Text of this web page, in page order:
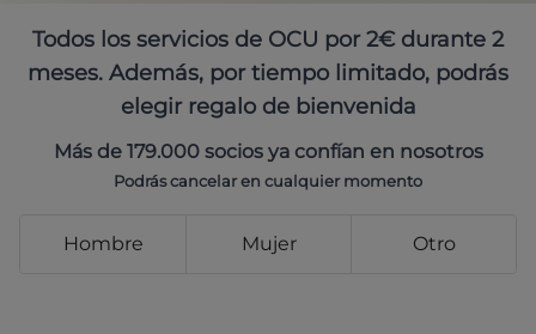
Todos los servicios de OCU por 2€ durante 2
meses. Además, por tiempo limitado, podrás
elegir regalo de bienvenida
Más de 179.000 socios ya confían en nosotros
Podrás cancelar en cualquier momento
Hombre Mujer Otro